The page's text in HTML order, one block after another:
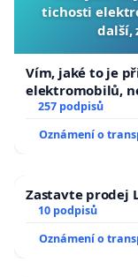
tichosti
další,
Vím, jaké to je
elektromobilů,
zaveďme
257 podpisů
Oznámení o
Zastavte prodej
10 podpisů
Oznámení o